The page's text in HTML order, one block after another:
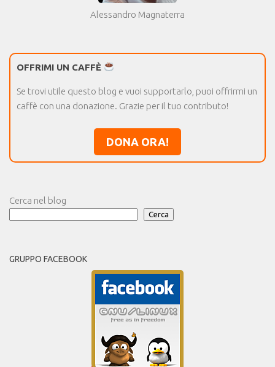
Alessandro Magnaterra
OFFRIMI UN CAFFÈ
Se trovi utile questo blog e vuoi supportarlo, puoi offrirmi un
caffè con una donazione. Grazie per il tuo contributo!
DONA ORA!
Cerca nel blog
Cerca
GRUPPO FACEBOOK